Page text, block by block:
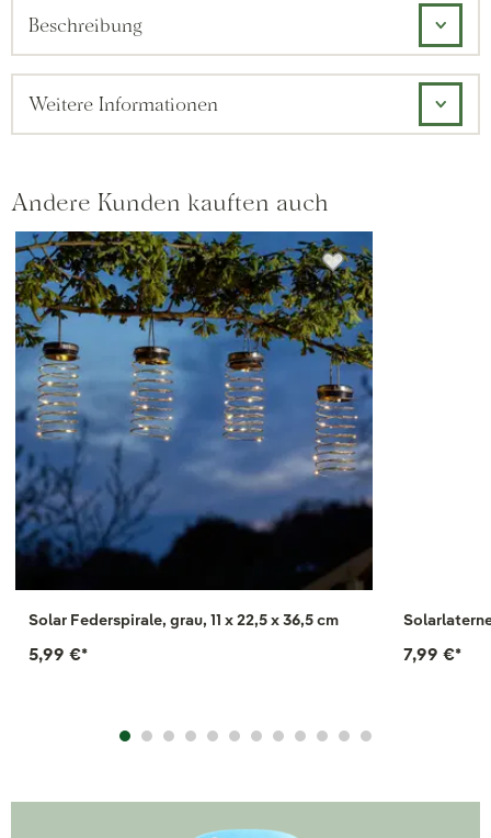
Beschreibung
Weitere Informationen
Andere Kunden kauften auch
Solar Federspirale, grau, 11 x 22,5 x 36,5 cm
5,99 €* 7,99 €*